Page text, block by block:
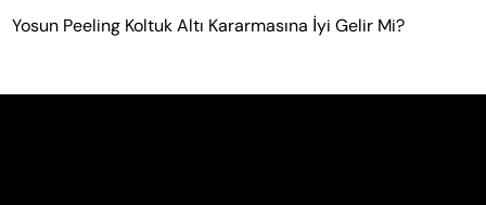
Yosun Peeling Koltuk Altı Kararmasına İyi Gelir Mi?